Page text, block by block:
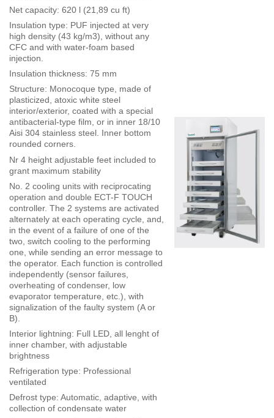
Net capacity: 620 l (21,89 cu ft)
Insulation type: PUF injected at very
high density (43 kg/m3), without any
CFC and with water-foam based
injection.
Insulation thickness: 75 mm
Structure: Monocoque type, made of
plasticized, atoxic white steel
interior/exterior, coated with a special
antibacterial-type film, or in inner 18/10
Aisi 304 stainless steel. Inner bottom
rounded corners.
Nr 4 height adjustable feet included to
grant maximum stability
No. 2 cooling units with reciprocating
operation and double ECT-F TOUCH
controller. The 2 systems are activated
alternately at each operating cycle, and,
in the event of a failure of one of the
two, switch cooling to the performing
one, while sending an error message to
the operator. Each function is controlled
independently (sensor failures,
overheating of condenser, low
evaporator temperature, etc.), with
signalization of the faulty system (A or
B).
Interior lightning: Full LED, all lenght of
inner chamber, with adjustable
brightness
Refrigeration type: Professional
ventilated
Defrost type: Automatic, adaptive, with
collection of condensate water